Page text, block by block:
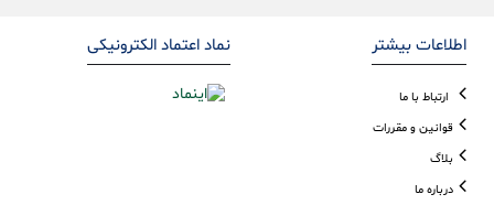
نماد اعتماد الکترونیکی اطلاعات بیشتر
ارتباط با ما
قوانین و مقررات
بلاگ
درباره ما